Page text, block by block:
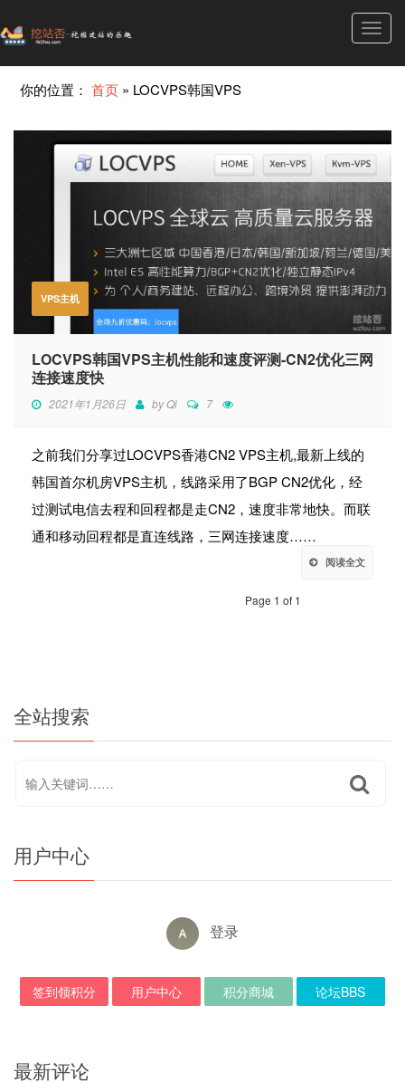
你的位置：首页 » LOCVPS韩国VPS
VPS主机
LOCVPS韩国VPS主机性能和速度评测-CN2优化三网
连接速度快
2021年1月26日 byQi 7
之前我们分享过LOCVPS香港CN2 VPS主机,最新上线的
韩国首尔机房VPS主机，线路采用了BGP CN2优化，经
过测试电信去程和回程都是走CN2，速度非常地快。而联
通和移动回程都是直连线路，三网连接速度……
阅读全文
Page 1 of 1
全站搜索
用户中心
登录
签到领积分 用户中心 积分商城 论坛BBS
最新评论